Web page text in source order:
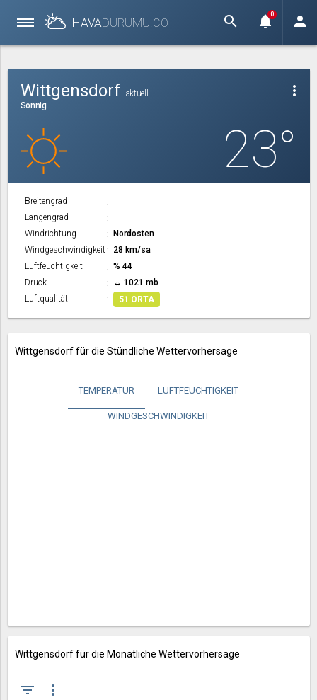
HAVADURUMU.CO search notifications
0 person
more_vert
Wittgensdorf
aktuell
Sonnig
23°
Breitengrad
Längengrad
Windrichtung
Nordosten
Windgeschwindigkeit
28 km/sa
Luftfeuchtigkeit
% 44
Druck
↔ 1021 mb
Luftqualität
51 ORTA
Wittgensdorf für die Stündliche Wettervorhersage
TEMPERATUR LUFTFEUCHTIGKEIT
WINDGESCHWINDIGKEIT
Wittgensdorf für die Monatliche Wettervorhersage
filter_list more_vert